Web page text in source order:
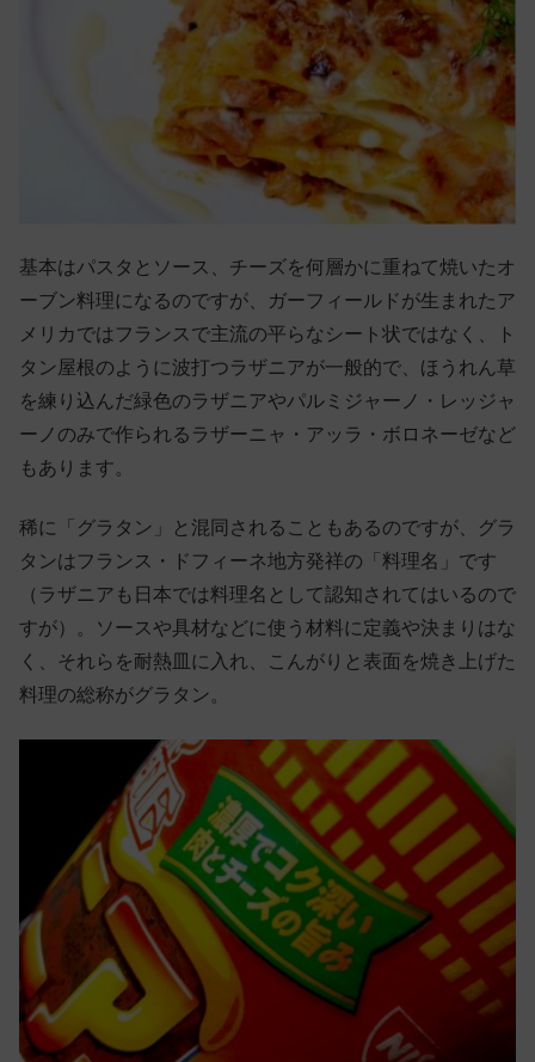
基本はパスタとソース、チーズを何層かに重ねて焼いたオ
ーブン料理になるのですが、ガーフィールドが生まれたア
メリカではフランスで主流の平らなシート状ではなく、ト
タン屋根のように波打つラザニアが一般的で、ほうれん草
を練り込んだ緑色のラザニアやパルミジャーノ・レッジャ
ーノのみで作られるラザーニャ・アッラ・ボロネーゼなど
もあります。
稀に「グラタン」と混同されることもあるのですが、グラ
タンはフランス・ドフィーネ地方発祥の「料理名」です
（ラザニアも日本では料理名として認知されてはいるので
すが）。ソースや具材などに使う材料に定義や決まりはな
く、それらを耐熱皿に入れ、こんがりと表面を焼き上げた
料理の総称がグラタン。